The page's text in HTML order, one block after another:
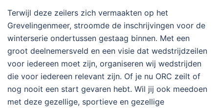
Terwijl deze zeilers zich vermaakten op het
Grevelingenmeer, stroomde de inschrijvingen voor de
winterserie ondertussen gestaag binnen. Met een
groot deelnemersveld en een visie dat wedstrijdzeilen
voor iedereen moet zijn, organiseren wij wedstrijden
die voor iedereen relevant zijn. Of je nu ORC zeilt of
nog nooit een start gevaren hebt. Wil jij ook meedoen
met deze gezellige, sportieve en gezellige